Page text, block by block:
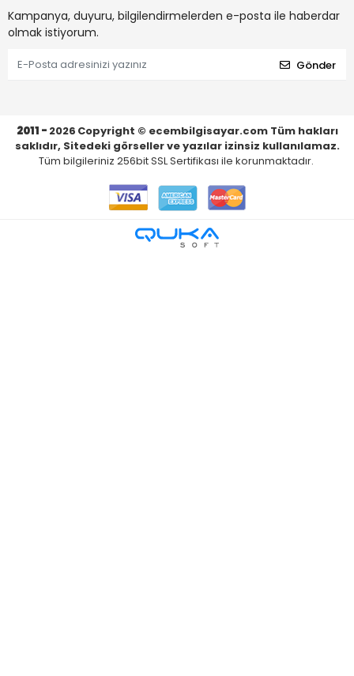
Kampanya, duyuru, bilgilendirmelerden e-posta ile haberdar
olmak istiyorum.
Gönder
2011 - 2026 Copyright © ecembilgisayar.com Tüm hakları
saklıdır, Sitedeki görseller ve yazılar izinsiz kullanılamaz.
Tüm bilgileriniz 256bit SSL Sertifikası ile korunmaktadır.